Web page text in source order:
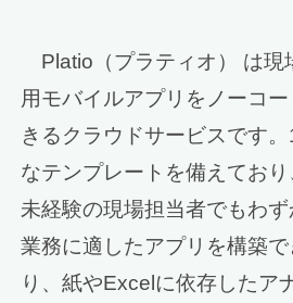
Platio（プラティオ） は現
用モバイルアプリをノーコ
きるクラウドサービスです
なテンプレートを備えてお
未経験の現場担当者でもわ
業務に適したアプリを構築
り、紙やExcelに依存したア